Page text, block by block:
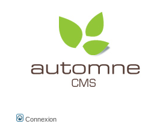
Connexion